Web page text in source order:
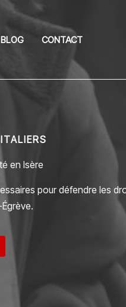
BLOG CONTACT
en Isère
pour défendre les